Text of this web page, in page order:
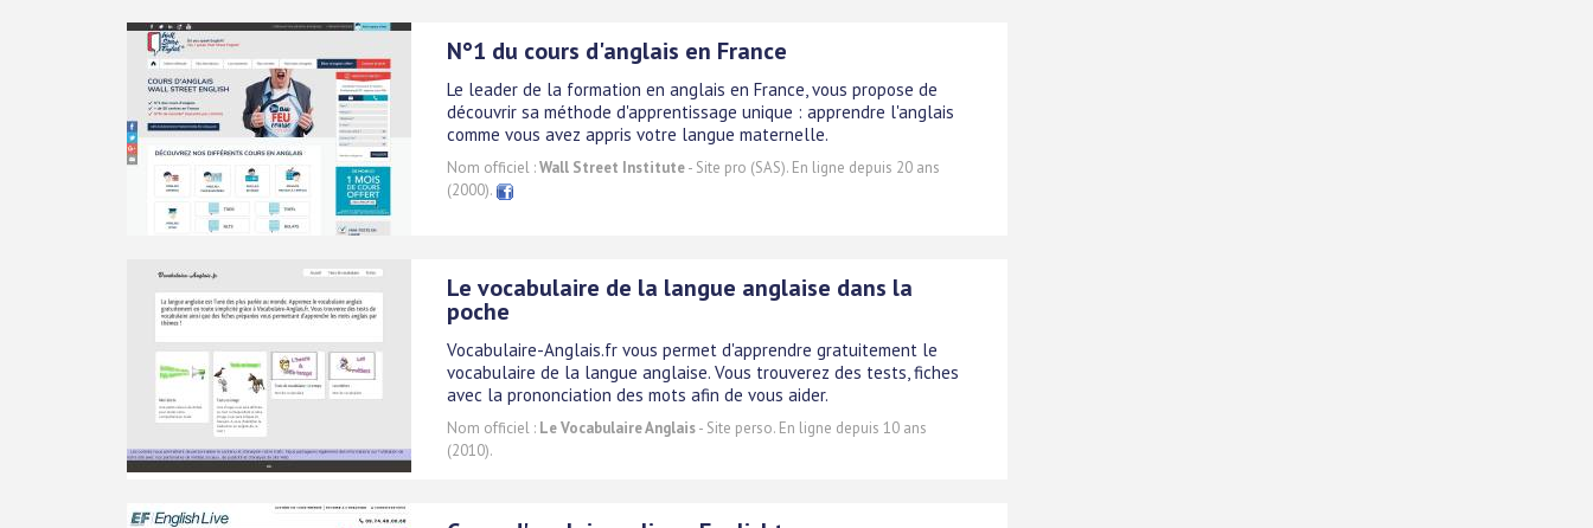
N°1 du cours d'anglais en France
Le leader de la formation en anglais en France, vous propose de
découvrir sa méthode d'apprentissage unique : apprendre l'anglais
comme vous avez appris votre langue maternelle.
Nom officiel :Wall Street Institute- Site pro (SAS). En ligne depuis 20 ans
(2000).
Le vocabulaire de la langue anglaise dans la
poche
Vocabulaire-Anglais.fr vous permet d'apprendre gratuitement le
vocabulaire de la langue anglaise. Vous trouverez des tests, fiches
avec la prononciation des mots afin de vous aider.
Nom officiel : Le Vocabulaire Anglais- Site perso. En ligne depuis 10 ans
(2010).